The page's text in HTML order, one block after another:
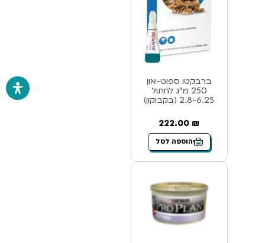
ברבקטו ספוט-און
250 מ”ג לחתול
2.8-6.25 (בקבוקון)
222.00 ₪
הוספה לסל